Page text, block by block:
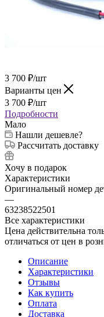
3 700 ₽/шт
Варианты цен
3 700 ₽/шт
Подробности
Мало
Нашли дешевле?
Рассчитать доставку
Хочу в подарок
Характеристики
Оригинальный номер
—
63238522501
Все характеристики
Цена действительна
отличаться от цен в
Описание
Характеристики
Отзывы
Как купить
Оплата
Доставка